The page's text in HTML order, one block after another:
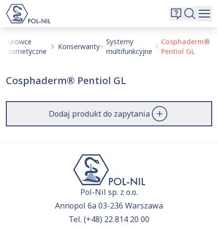
O nas
Kontakt
Surowce
kosmetyczne
Konserwanty
Systemy
multifunkcyjne
Cosphaderm®
Pentiol GL
Cosphaderm® Pentiol GL
Dodaj produkt do zapytania
Pol-Nil sp. z o.o.
Annopol 6a 03-236 Warszawa
Tel. (+48) 22 814 20 00
Wybrane surowce i substancje
Aktualnie niczego nie dodałeś do zapytania.
Wyszukiwarka
Szukaj